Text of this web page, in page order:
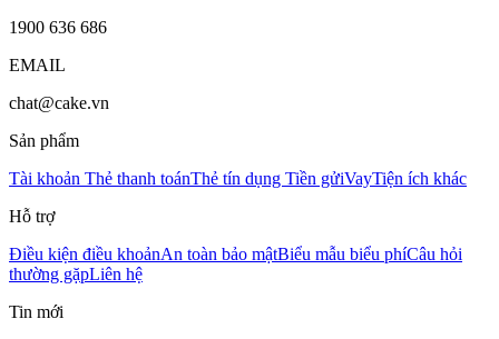
1900 636 686
EMAIL
chat@cake.vn
Sản phẩm
Tài khoản Thẻ thanh toánThẻ tín dụng Tiền gửiVayTiện ích khác
Hỗ trợ
Điều kiện điều khoảnAn toàn bảo mậtBiểu mẫu biểu phíCâu hỏi
thường gặpLiên hệ
Tin mới